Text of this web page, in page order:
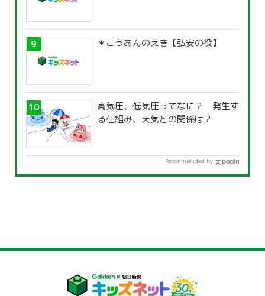
＊こうあんのえき【弘安の役】
高気圧、低気圧ってなに？ 発生す
る仕組み、天気との関係は？
Recommended by